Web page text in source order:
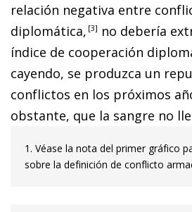
relación negativa entre
diplomática, 3
no debería
índice de coo­­peración
cayendo, se produzca un
conflictos en los próximos
obstante, que la sangre no
1. Véase la nota del primer gráfico
sobre la definición de conflicto